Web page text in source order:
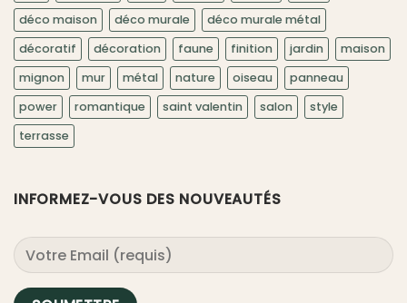
déco maison
déco murale
déco murale métal
décoratif
décoration faune finition jardin
maison
mignon
mur métal nature oiseau
panneau
power
romantique saint valentin salon
style
terrasse
INFORMEZ-VOUS DES NOUVEAUTÉS